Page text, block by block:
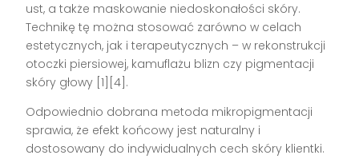
ust, a także maskowanie niedoskonałości skóry.
Technikę tę można stosować zarówno w celach
estetycznych, jak i terapeutycznych – w rekonstrukcji
otoczki piersiowej, kamuflażu blizn czy pigmentacji
skóry głowy [1][4] .
Odpowiednio dobrana metoda mikropigmentacji
sprawia, że efekt końcowy jest naturalny i
dostosowany do indywidualnych cech skóry klientki.